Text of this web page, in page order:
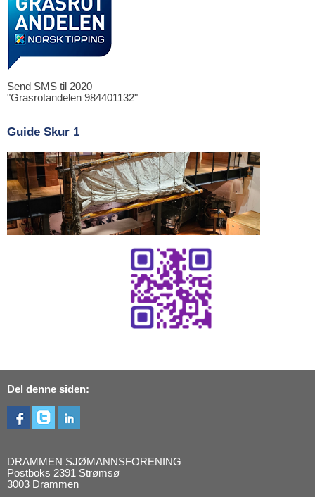
Send SMS til 2020
"Grasrotandelen 984401132"
Guide Skur 1
Del denne siden:
DRAMMEN SJØMANNSFORENING
Postboks 2391 Strømsø
3003 Drammen